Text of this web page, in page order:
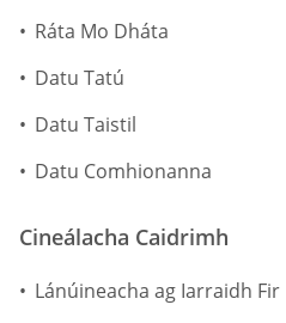
Ráta Mo Dháta
Datu Tatú
Datu Taistil
Datu Comhionanna
Cineálacha Caidrimh
Lánúineacha ag Iarraidh Fir